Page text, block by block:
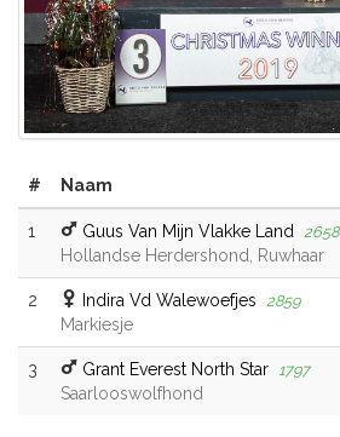
# Naam
1 Guus Van Mijn Vlakke Land 2658
Hollandse Herdershond, Ruwhaar
2 Indira Vd Walewoefjes 2859
Markiesje
3 Grant Everest North Star 1797
Saarlooswolfhond